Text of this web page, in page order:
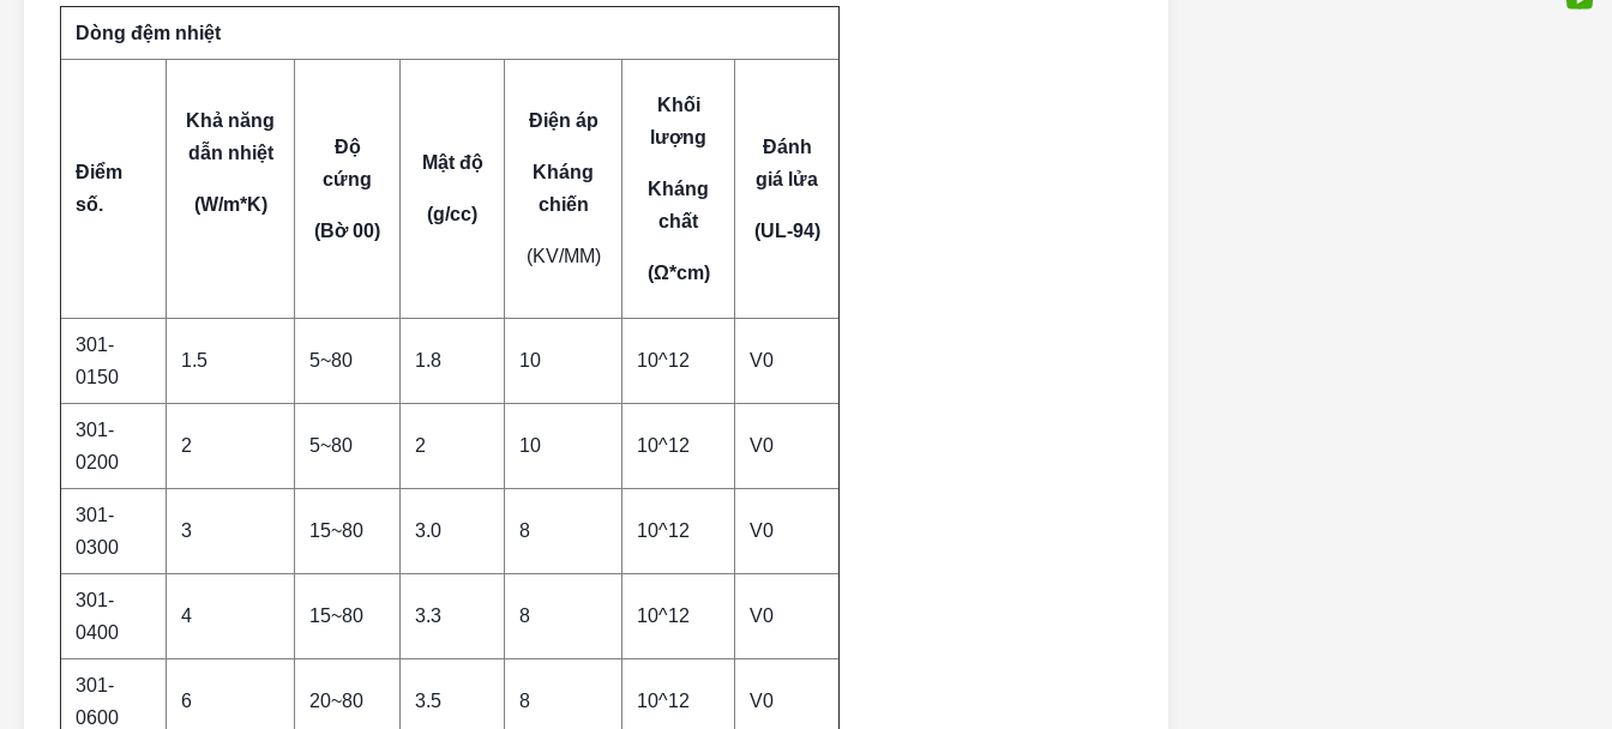
Dòng đệm nhiệt
Điểm
số.
Khả năng
dẫn nhiệt
(W/m*K)
Độ
cứng
(Bờ 00)
Mật độ
(g/cc)
Điện áp
Kháng
chiến
(KV/MM)
Khối
lượng
Kháng
chất
(Ω*cm)
Đánh
giá lửa
(UL-94)
301-
0150
1.5 5~80 1.8 10 10^12 V0
301-
0200
2 5~80 2 10 10^12 V0
301-
0300
3 15~80 3.0 8 10^12 V0
301-
0400
4 15~80 3.3 8 10^12 V0
301-
0600
6 20~80 3.5 8 10^12 V0